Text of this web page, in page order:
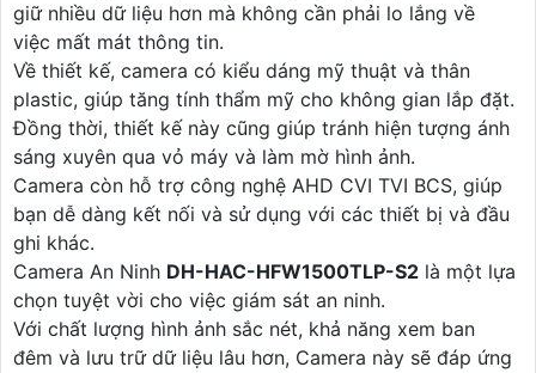
giữ nhiều dữ liệu hơn mà không cần phải lo lắng về
việc mất mát thông tin.
Về thiết kế, camera có kiểu dáng mỹ thuật và thân
plastic, giúp tăng tính thẩm mỹ cho không gian lắp đặt.
Đồng thời, thiết kế này cũng giúp tránh hiện tượng ánh
sáng xuyên qua vỏ máy và làm mờ hình ảnh.
Camera còn hỗ trợ công nghệ AHD CVI TVI BCS, giúp
bạn dễ dàng kết nối và sử dụng với các thiết bị và đầu
ghi khác.
Camera An Ninh DH-HAC-HFW1500TLP-S2 là một lựa
chọn tuyệt vời cho việc giám sát an ninh.
Với chất lượng hình ảnh sắc nét, khả năng xem ban
đêm và lưu trữ dữ liệu lâu hơn, Camera này sẽ đáp ứng